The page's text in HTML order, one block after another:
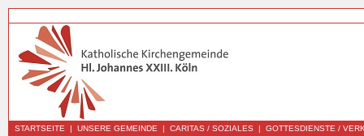
STARTSEITE | UNSERE GEMEINDE | CARITAS / SOZIALES | GOTTESDIENSTE /